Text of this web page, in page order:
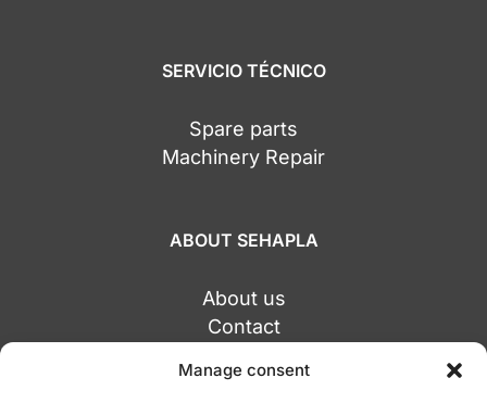
Manage consent
SERVICIO TÉCNICO
Spare parts
Machinery Repair
ABOUT SEHAPLA
About us
Contact
Socuéllamos Office